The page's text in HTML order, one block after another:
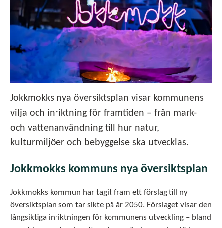
Jokkmokks nya översiktsplan visar kommunens
vilja och inriktning för framtiden – från mark-
och vattenanvändning till hur natur,
kulturmiljöer och bebyggelse ska utvecklas.
Jokkmokks kommuns nya översiktsplan
Jokkmokks kommun har tagit fram ett förslag till ny
översiktsplan som tar sikte på år 2050. Förslaget visar den
långsiktiga inriktningen för kommunens utveckling – bland